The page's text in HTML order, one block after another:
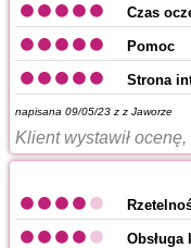
Czas
Pomoc
Strona
napisana 09/05/23 z z Jaworze
Klient wystawił
Obsługa